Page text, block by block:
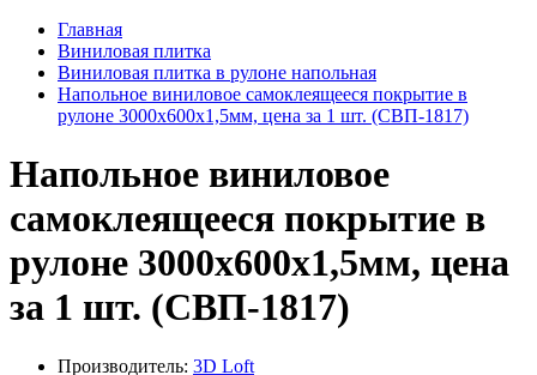
Главная
Виниловая плитка
Виниловая плитка в рулоне напольная
Напольное виниловое самоклеящееся покрытие в
рулоне 3000х600х1,5мм, цена за 1 шт. (СВП-1817)
Напольное виниловое
самоклеящееся покрытие в
рулоне 3000х600х1,5мм, цена
за 1 шт. (СВП-1817)
Производитель: 3D Loft